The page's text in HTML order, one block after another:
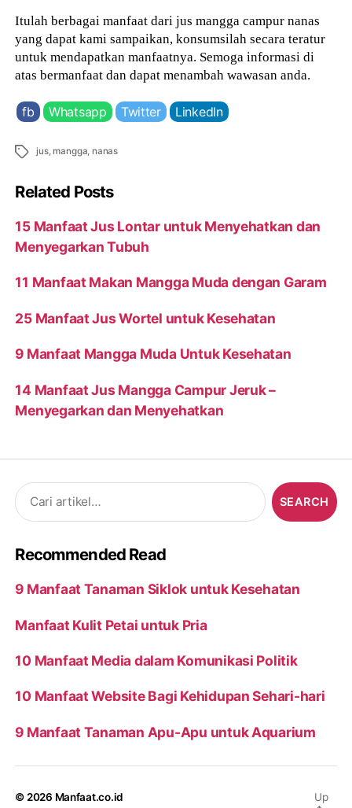
Itulah berbagai manfaat dari jus mangga campur nanas
yang dapat kami sampaikan, konsumsilah secara teratur
untuk mendapatkan manfaatnya. Semoga informasi di
atas bermanfaat dan dapat menambah wawasan anda.
fb Whatsapp Twitter LinkedIn
Tags jus,mangga, nanas
Related Posts
15 Manfaat Jus Lontar untuk Menyehatkan dan
Menyegarkan Tubuh
11 Manfaat Makan Mangga Muda dengan Garam
25 Manfaat Jus Wortel untuk Kesehatan
9 Manfaat Mangga Muda Untuk Kesehatan
14 Manfaat Jus Mangga Campur Jeruk –
Menyegarkan dan Menyehatkan
Search
for:
Recommended Read
9 Manfaat Tanaman Siklok untuk Kesehatan
Manfaat Kulit Petai untuk Pria
10 Manfaat Media dalam Komunikasi Politik
10 Manfaat Website Bagi Kehidupan Sehari-hari
9 Manfaat Tanaman Apu-Apu untuk Aquarium
© 2026 Manfaat.co.id
Up